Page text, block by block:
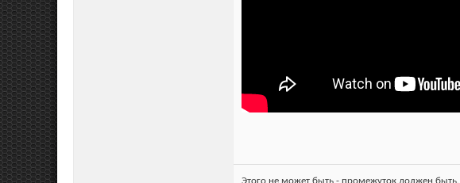
Этого не может быть - промежуток должен быть.